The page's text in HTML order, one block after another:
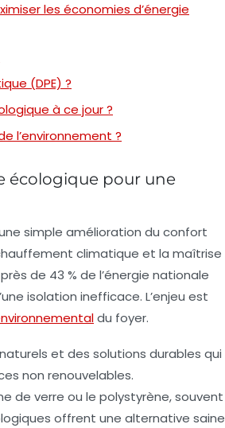
les économies d’énergie
(DPE) ?
à ce jour ?
l’environnement ?
écologique pour une
simple amélioration du confort
climatique et la maîtrise
de 43 % de l’énergie nationale
isolation inefficace. L’enjeu est
du foyer.
et des solutions durables qui
non renouvelables.
de verre ou le polystyrène, souvent
offrent une alternative saine